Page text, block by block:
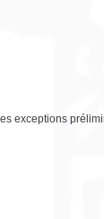
exceptions